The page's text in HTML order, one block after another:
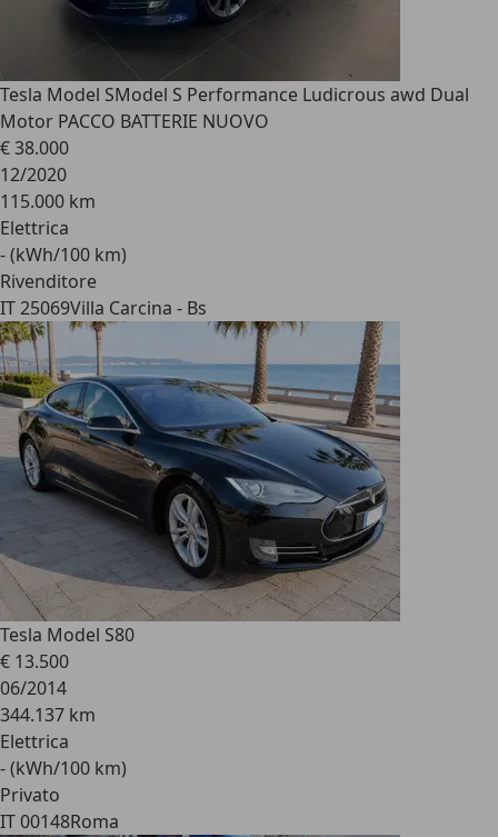
Tesla Model SModel S Performance Ludicrous awd Dual
Motor PACCO BATTERIE NUOVO
€ 38.000
12/2020
115.000 km
Elettrica
- (kWh/100 km)
Rivenditore
IT 25069Villa Carcina - Bs
Tesla Model S80
€ 13.500
06/2014
344.137 km
Elettrica
- (kWh/100 km)
Privato
IT 00148Roma